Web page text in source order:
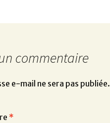
commentaire
e-mail ne sera pas publiée.
*